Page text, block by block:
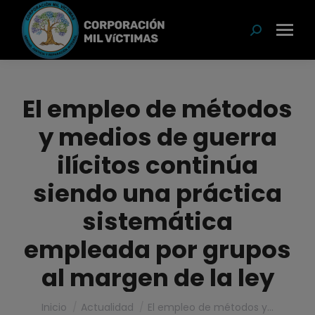
Buscar:
El empleo de métodos
y medios de guerra
ilícitos continúa
siendo una práctica
sistemática
empleada por grupos
al margen de la ley
Estás aquí:
Inicio Actualidad El empleo de métodos y…